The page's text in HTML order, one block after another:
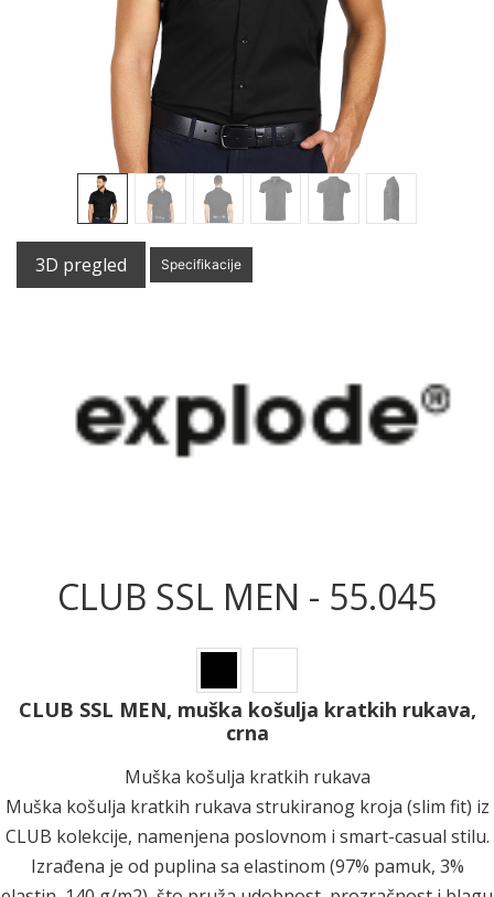
3D pregled Specifikacije
CLUB SSL MEN - 55.045
CLUB SSL MEN, muška košulja kratkih rukava,
crna
Muška košulja kratkih rukava
Muška košulja kratkih rukava strukiranog kroja (slim fit) iz
CLUB kolekcije, namenjena poslovnom i smart-casual stilu.
Izrađena je od puplina sa elastinom (97% pamuk, 3%